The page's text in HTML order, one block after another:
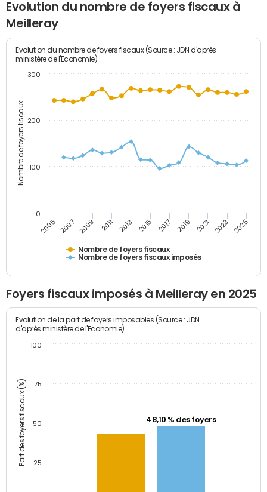
Evolution du nombre de foyers fiscaux à
Meilleray
Nombre de foyers fiscaux
Evolution du nombre de foyers fiscaux (Source : JDN d'après
ministère de l'Economie)
Nombre de foyers fiscaux
Nombre de foyers fiscaux imposés
2005 2007 2009 2011 2013 2015 2017 2019 2021 2023 2025
0
100
200
300
Foyers fiscaux imposés à Meilleray en 2025
Part des foyers fiscaux (%)
Evolution de la part de foyers imposables (Source : JDN
d'après ministère de l'Economie)
48,10 % des foyers
25
50
75
100